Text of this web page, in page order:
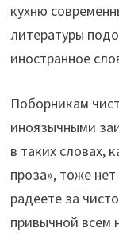
кухню
литературы
иностранное
Поборникам
иноязычными
в таких словах,
проза», тоже
радеете за
привычной